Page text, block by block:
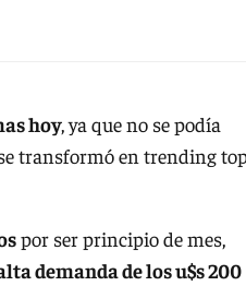
hoy, ya que no se podía
transformó en trending
por ser principio de mes,
demanda de los u$s 200